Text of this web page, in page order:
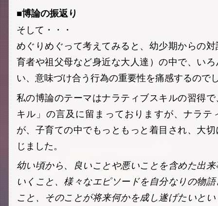
■博論の振返り
そして・・・
めぐりめぐって考えてみると、幼少期からの
育者や祖父母など身近な大人達）の中で、い
い、意味づけ合う行為の重要性を痛感するので
私の博論のテーマはナラティブスキルの習得
キル」の言及に留まっておりますが、ナラテ
が、子育ての中でもっともっと着目され、大
じました。
幼い頃から、良いことや悪いことを含めた出
いくこと、様々なエピソードを自分なりの物
こと、そのことが将来何かを成し遂げたいと